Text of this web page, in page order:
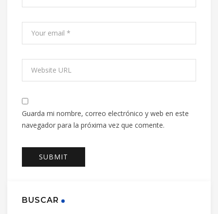
Guarda mi nombre, correo electrónico y web en este
navegador para la próxima vez que comente.
BUSCAR